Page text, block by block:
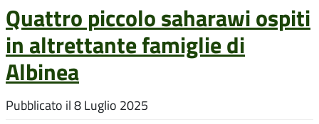
Quattro piccolo saharawi ospiti
in altrettante famiglie di
Albinea
Pubblicato il 8 Luglio 2025